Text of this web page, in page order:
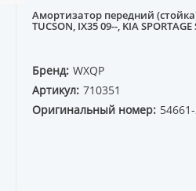
Амортизатор передний
TUCSON, IX35 09--, KIA SPORTAGE
Бренд: WXQP
Артикул: 710351
Оригинальный номер: